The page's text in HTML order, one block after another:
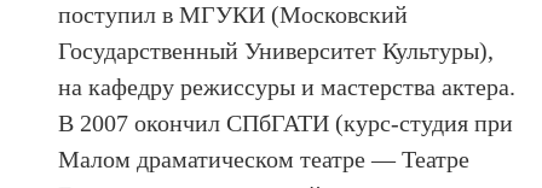
поступил в МГУКИ (Московский
Государственный Университет Культуры),
на кафедру режиссуры и мастерства актера.
В 2007 окончил СПбГАТИ (курс-студия при
Малом драматическом театре — Театре